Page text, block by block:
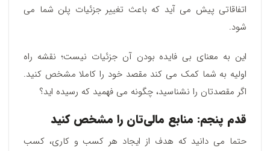
اتفاقاتی پیش می آید که باعث تغییر جزئیات پلن شما می
شود.
این به معنای بی فایده بودن آن جزئیات نیست؛ نقشه راه
اولیه به شما کمک می کند مقصد خود را کاملا مشخص کنید.
اگر مقصدتان را نشناسید، چگونه می فهمید که رسیده اید؟
قدم پنجم: منابع مالی‌تان را مشخص کنید
حتما می‌ دانید که هدف از ایجاد هر کسب و کاری، کسب